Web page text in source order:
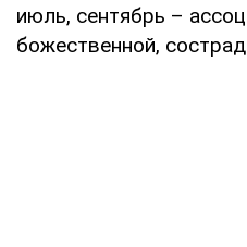
июль, сентябрь –
божественной,